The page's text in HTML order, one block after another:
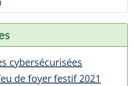
cybersécurisées
de foyer festif 2021